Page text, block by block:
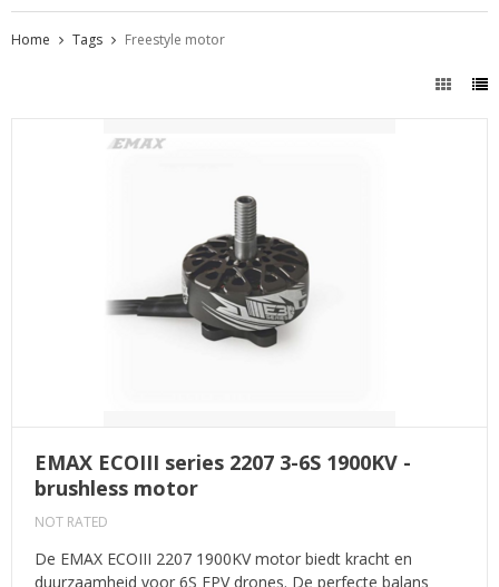
Home Tags Freestyle motor
EMAX ECOIII series 2207 3-6S 1900KV -
brushless motor
NOT RATED
De EMAX ECOIII 2207 1900KV motor biedt kracht en
duurzaamheid voor 6S FPV drones. De perfecte balans